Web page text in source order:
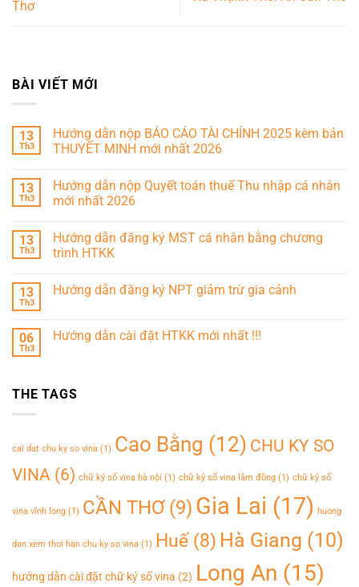
Thơ
BÀI VIẾT MỚI
13
Th3
Hướng dẫn nộp BÁO CÁO TÀI CHÍNH 2025 kèm bản
THUYẾT MINH mới nhất 2026
13
Th3
Hướng dẫn nộp Quyết toán thuế Thu nhập cá nhân
mới nhất 2026
13
Th3
Hướng dẫn đăng ký MST cá nhân bằng chương
trình HTKK
13
Th3
Hướng dẫn đăng ký NPT giảm trừ gia cảnh
06
Th3
Hướng dẫn cài đặt HTKK mới nhất !!!
THE TAGS
cai dat chu ky so vina (1) Cao Bằng (12) CHU KY SO
VINA (6) chữ ký số vina hà nội (1) chữ ký số vina lâm đồng (1) chữ ký số
vina vĩnh long (1) CẦN THƠ(9) Gia Lai (17) huong
dan xem thoi han chu ky so vina (1) Huế(8) Hà Giang (10)
hướng dẫn cài đặt chữ ký số vina (2) Long An (15)